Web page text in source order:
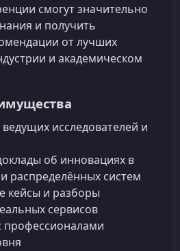
смогут значительно
и получить
от лучших
и академическом
исследователей и
об инновациях в
распределённых систем
кейсы и разборы
сервисов
профессионалами